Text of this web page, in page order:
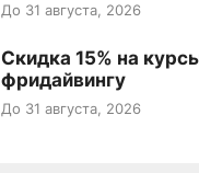
До 31 августа, 2026
Скидка 15% на
фридайвингу
До 31 августа, 2026